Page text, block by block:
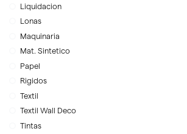
Liquidacion
Lonas
Maquinaria
Mat. Sintetico
Papel
Rigidos
Textil
Textil Wall Deco
Tintas